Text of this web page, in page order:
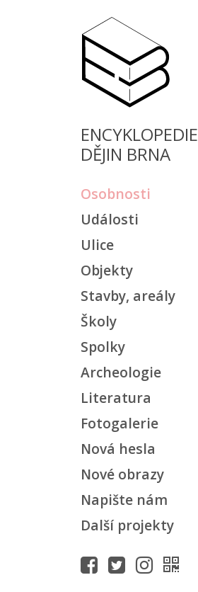
ENCYKLOPEDIE
DĚJIN BRNA
Osobnosti
Události
Ulice
Objekty
Stavby, areály
Školy
Spolky
Archeologie
Literatura
Fotogalerie
Nová hesla
Nové obrazy
Napište nám
Další projekty